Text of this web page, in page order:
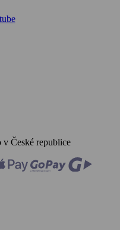
České republice